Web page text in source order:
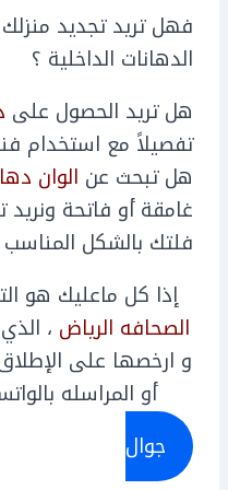
فهل تريد تجديد
الدهانات الداخلية ؟
هل تريد الحصول على
تفصيلاً مع استخدام
هل تبحث عن الوان
غامقة أو فاتحة
فلتك بالشكل
إذا كل ماعليك هو
الصحافه الرياض ،
و ارخصها على
أو المراسله
جوال